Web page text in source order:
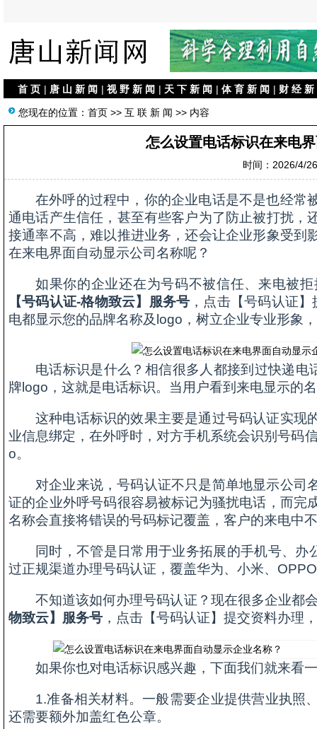
首 页 | 唐 山 新 闻 | 视 野 新 闻 | 天 下 新 闻 | 体 育 新 闻 | 财 经 新
您现在的位置： 首页 >> 互 联 新 闻 >> 内容
怎么设置电话标识在来电
时间：2026/4/
在外呼的过程中，你的企业电话是不是也经常
通电话产生信任，甚至有些客户为了防止被打扰，
接通率不高，难以推进业务，还会让企业形象受到
在来电界面自动显示公司名称呢？
如果你的企业还在为号码不被信任、来电被
【号码认证-格物致云】服务号 ，点击【号码认证
电都显示您的品牌名称及logo，树立企业专业形象
电话标识是什么？相信很多人都接到过快递电
牌logo，这就是电话标识。当用户看到来电显示的
这种电话标识的效果主要是通过号码认证实现
业信息绑定，在外呼时，对方手机系统会识别号码
o。
对企业来说，号码认证不只是简单地显示公司
证的企业外呼号码很容易被标记为骚扰电话，而完
名称会直接将错误的号码标记覆盖，客户的来电中
同时，不管是日常用于业务拓展的手机号、
过正规渠道办理号码认证，覆盖华为、小米、
不知道该如何办理号码认证？现在很多企业都
物致云】服务号 ，点击【号码认证】提交资料办理
如果你也对电话标识感兴趣，下面我们就来看
1.准备相关材料。一般需要企业提供营业执照
还需要额外加盖红色公章。